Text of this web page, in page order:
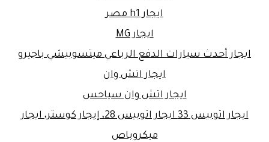
ايجار h1 مصر
ايجار MG
ايجار أحدث سيارات الدفع الرباعي ميتسوبيشي باجيرو
ايجار اتش وان
ايجار اتش وان سياحس
ايجار اتوبيس 33 ايجار اتوبيس 28، إيجار كوستر، ايجار
ميكروباص